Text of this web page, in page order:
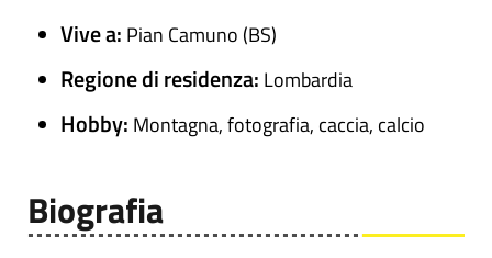
Vive a: Pian Camuno (BS)
Regione di residenza: Lombardia
Hobby: Montagna, fotografia, caccia, calcio
Biografia